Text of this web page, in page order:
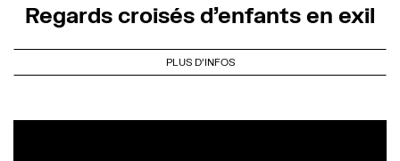
Regards croisés d’enfants en exil
PLUS D'INFOS